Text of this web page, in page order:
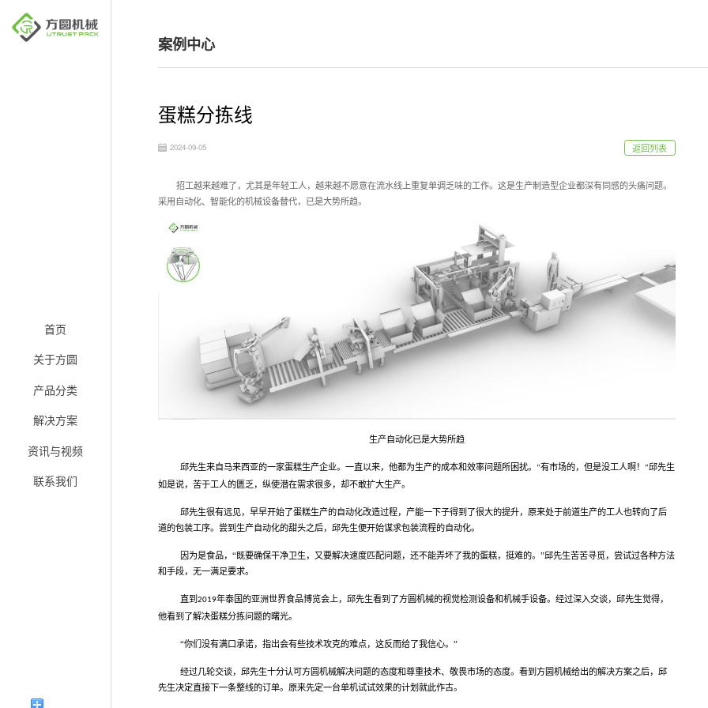
首页
关于方圆
产品分类
解决方案
资讯与视频
联系我们
案例中心
蛋糕分拣线
2024-09-05 返回列表
招工越来越难了，尤其是年轻工人，越来越不愿意在流水线上重复单调乏味的工作。这是生产制造型企业都深有同感的头痛问题。
采用自动化、智能化的机械设备替代，已是大势所趋。
生产自动化已是大势所趋
邱先生来自马来西亚的一家蛋糕生产企业。一直以来，他都为生产的成本和效率问题所困扰。 “有市场的，但是没工人啊！ ”邱先生
如是说，苦于工人的匮乏，纵使潜在需求很多，却不敢扩大生产。
邱先生很有远见，早早开始了蛋糕生产的自动化改造过程，产能一下子得到了很大的提升，原来处于前道生产的工人也转向了后
道的包装工序。尝到生产自动化的甜头之后，邱先生便开始谋求包装流程的自动化。
因为是食品，“既要确保干净卫生，又要解决速度匹配问题，还不能弄坏了我的蛋糕，挺难的。”邱先生苦苦寻觅，尝试过各种方法
和手段，无一满足要求。
直到2019年泰国的亚洲世界食品博览会上，邱先生看到了方圆机械的视觉检测设备和机械手设备。经过深入交谈，邱先生觉得，
他看到了解决蛋糕分拣问题的曙光。
“你们没有满口承诺，指出会有些技术攻克的难点，这反而给了我信心。”
经过几轮交谈，邱先生十分认可方圆机械解决问题的态度和尊重技术、敬畏市场的态度。看到方圆机械给出的解决方案之后，邱
先生决定直接下一条整线的订单。原来先定一台单机试试效果的计划就此作古。